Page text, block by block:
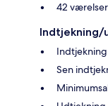
42 værelser
Indtjekning/
Indtjekning
Sen